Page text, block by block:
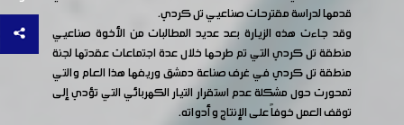
قدمها لدراسة مقترحات صناعيي تل كردي.
وقد جاءت هذه الزيارة بعد عديد المطالبات من الأخوة صناعيي
منطقة تل كردي التي تم طرحها خلال عدة اجتماعات عقدتها لجنة
منطقة تل كردي في غرف صناعة دمشق وريفها هذا العام والتي
تمحورت حول مشكلة عدم استقرار التيار الكهربائي التي تؤدي إلى
توقف العمل خوفاً على الإنتاج و أدواته.